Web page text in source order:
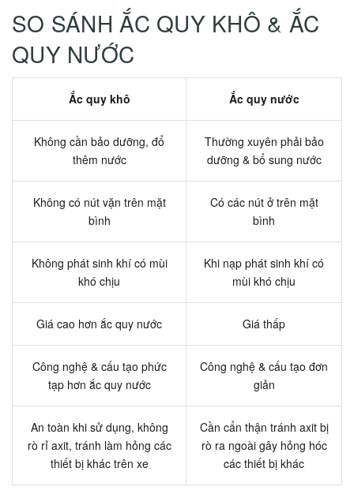
SO SÁNH ẮC QUY KHÔ & ẮC
QUY NƯỚC
Ắc quy khô Ắc quy nước
Không cần bảo dưỡng, đổ
thêm nước
Thường xuyên phải bảo
dưỡng & bổ sung nước
Không có nút vặn trên mặt
bình
Có các nút ở trên mặt
bình
Không phát sinh khí có mùi
khó chịu
Khi nạp phát sinh khí có
mùi khó chịu
Giá cao hơn ắc quy nước Giá thấp
Công nghệ & cấu tạo phức
tạp hơn ắc quy nước
Công nghệ & cấu tạo đơn
giản
An toàn khi sử dụng, không
rò rỉ axit, tránh làm hỏng các
thiết bị khác trên xe
Cần cẩn thận tránh axit bị
rò ra ngoài gây hỏng hóc
các thiết bị khác